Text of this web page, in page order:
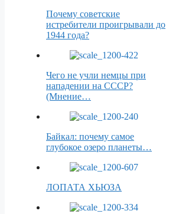
Почему советские
истребители проигрывали до
1944 года?
Чего не учли немцы при
нападении на СССР?
(Мнение…
Байкал: почему самое
глубокое озеро планеты…
ЛОПАТА ХЬЮЗА